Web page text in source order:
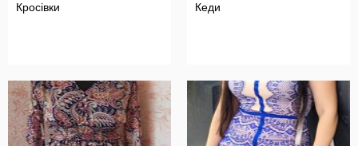
Кросівки
Кеди